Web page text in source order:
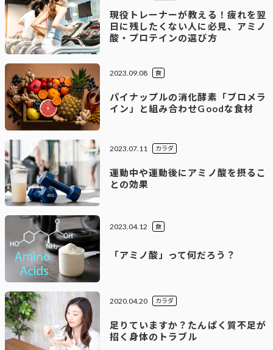
現役トレーナーが教える！疲れを翌
日に残したくない人に必見、アミノ
酸・プロテインの選び方
2023.09.08
パイナップルの消化酵素「ブロメラ
イン」と組み合わせGoodな食材
食
2023.07.11
運動中や運動後にアミノ酸を摂るこ
との効果
カラダ
2023.04.12
「アミノ酸」って何だろう？
食
2020.04.20
足りていますか？たんぱく質不足が
招く身体のトラブル
カラダ